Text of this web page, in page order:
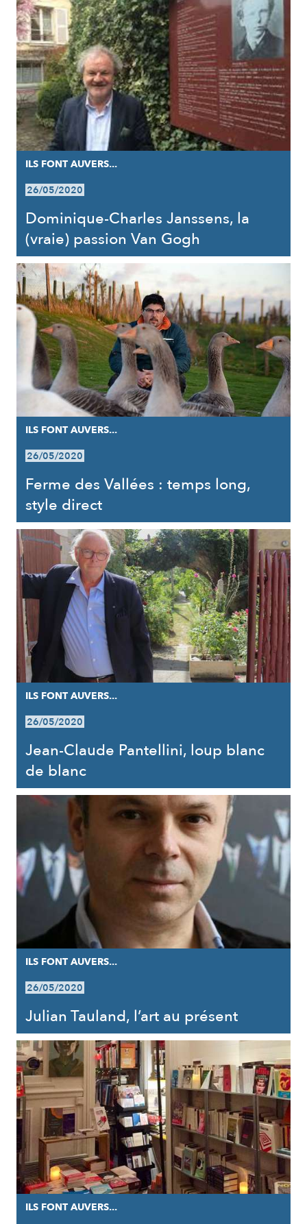
ILS FONT AUVERS...
26/05/2020
Dominique-Charles Janssens, la
(vraie) passion Van Gogh
ILS FONT AUVERS...
26/05/2020
Ferme des Vallées : temps long,
style direct
ILS FONT AUVERS...
26/05/2020
Jean-Claude Pantellini, loup blanc
de blanc
ILS FONT AUVERS...
26/05/2020
Julian Tauland, l’art au présent
ILS FONT AUVERS...